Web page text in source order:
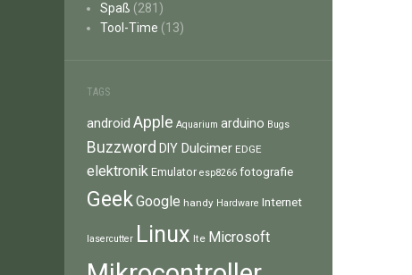
Spaß (281)
Tool-Time (13)
TAGS
android Apple Aquarium arduino Bugs
Buzzword DIY Dulcimer EDGE
elektronik Emulator esp8266 fotografie
GeekGoogle handy Hardware Internet
lasercutter Linux lte Microsoft